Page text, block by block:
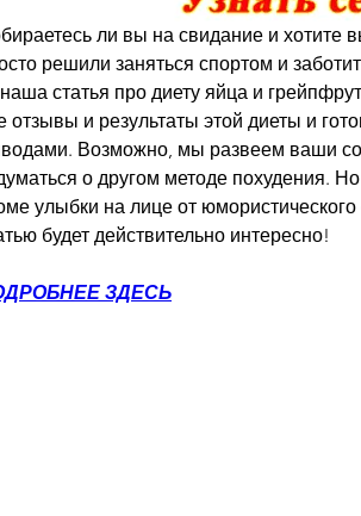
ли вы на свидание и хотите
решили заняться спортом и
статья про диету яйца и
отзывы и результаты этой диеты и
Возможно, мы развеем ваши
о другом методе похудения.
улыбки на лице от юмористического
будет действительно интересно!
ЗДЕСЬ